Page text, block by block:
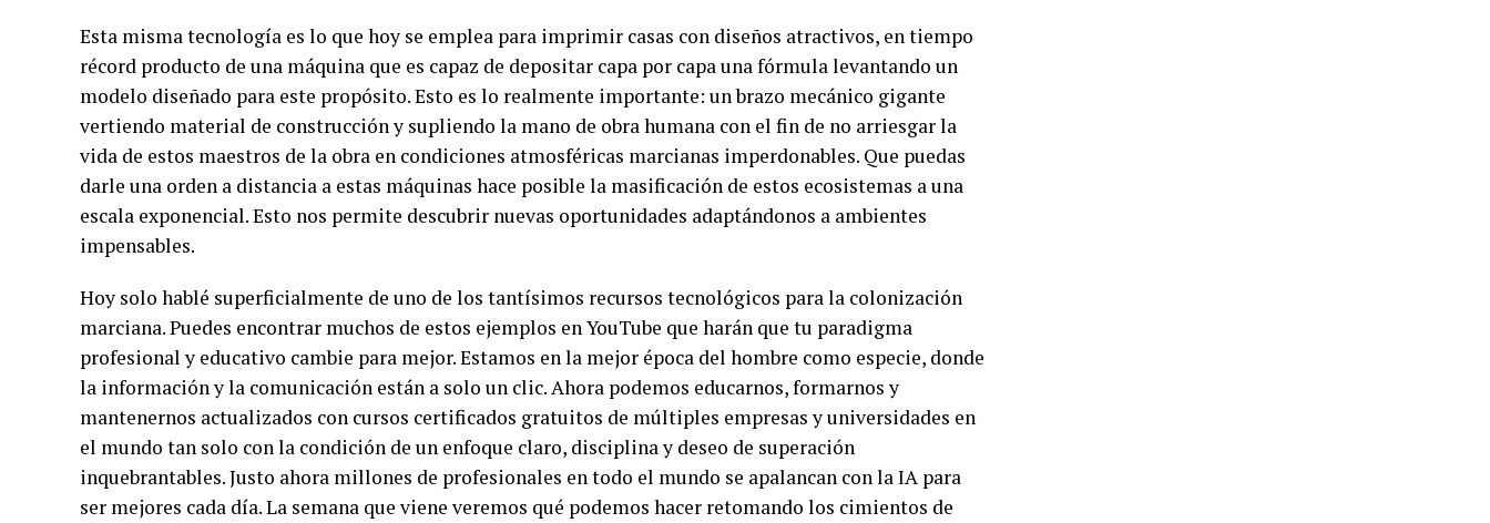
Esta misma tecnología es lo que hoy se emplea para imprimir casas con diseños atractivos, en tiempo
récord producto de una máquina que es capaz de depositar capa por capa una fórmula levantando un
modelo diseñado para este propósito. Esto es lo realmente importante: un brazo mecánico gigante
vertiendo material de construcción y supliendo la mano de obra humana con el fin de no arriesgar la
vida de estos maestros de la obra en condiciones atmosféricas marcianas imperdonables. Que puedas
darle una orden a distancia a estas máquinas hace posible la masificación de estos ecosistemas a una
escala exponencial. Esto nos permite descubrir nuevas oportunidades adaptándonos a ambientes
impensables.
Hoy solo hablé superficialmente de uno de los tantísimos recursos tecnológicos para la colonización
marciana. Puedes encontrar muchos de estos ejemplos en YouTube que harán que tu paradigma
profesional y educativo cambie para mejor. Estamos en la mejor época del hombre como especie, donde
la información y la comunicación están a solo un clic. Ahora podemos educarnos, formarnos y
mantenernos actualizados con cursos certificados gratuitos de múltiples empresas y universidades en
el mundo tan solo con la condición de un enfoque claro, disciplina y deseo de superación
inquebrantables. Justo ahora millones de profesionales en todo el mundo se apalancan con la IA para
ser mejores cada día. La semana que viene veremos qué podemos hacer retomando los cimientos de